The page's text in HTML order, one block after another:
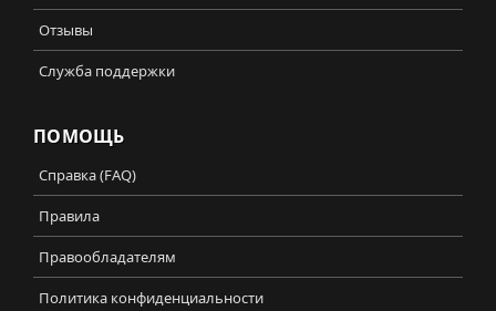
Отзывы
Служба поддержки
ПОМОЩЬ
Справка (FAQ)
Правила
Правообладателям
Политика конфиденциальности